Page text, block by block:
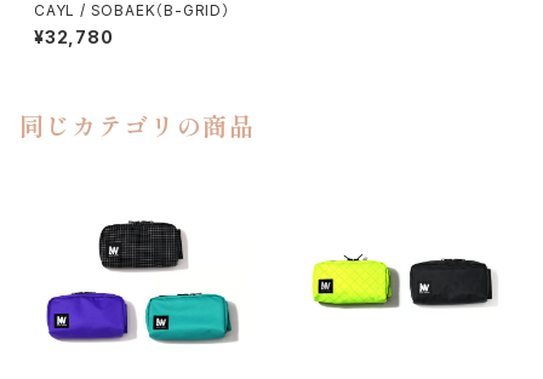
CAYL / SOBAEK（B-GRID）
¥32,780
同じカテゴリの商品